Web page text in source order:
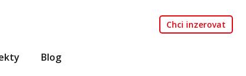
Chci inzerovat
Blog